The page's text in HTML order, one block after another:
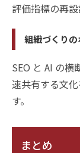
評価指標の再設
組織づくりの
SEO と AI の
速共有する文
す。
まとめ